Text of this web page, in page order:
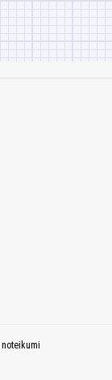
noteikumi